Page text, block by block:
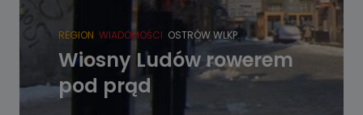
REGION WIADOMOŚCI OSTRÓW WLKP.
Wiosny Ludów rowerem
pod prąd